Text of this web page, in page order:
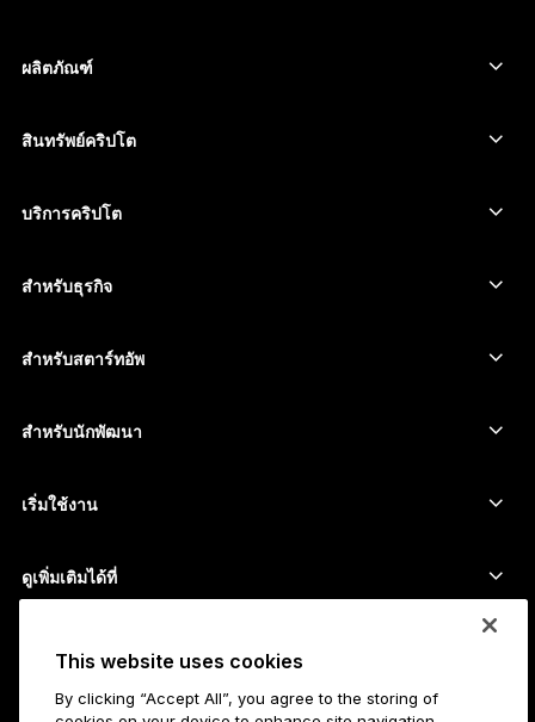
ผลิตภัณฑ์
Hardware Wallet
Ledger Stax
Ledger Nano Classics
Bundles
ผลิตภัณฑ์ทั้งหมด
สินทรัพย์คริปโต
Ethereum Wallet
Cardano wallet
Monero wallet
ดูสินทรัพย์ทั้งหมด
บริการคริปโต
ซื้อคริปโต
สวอปคริปโต
สำหรับธุรกิจ
สำหรับสตาร์ทอัพ
สำหรับนักพัฒนา
เริ่มใช้งาน
Wallet และบริการที่ใช้ร่วมกันได้
ดูเพิ่มเติมได้ที่
ข้อมูล Ledger สำหรับสื่อมวลชน
สมัครงาน
งานทั้งหมด
This website uses cookies
By clicking “Accept All”, you agree to the storing of